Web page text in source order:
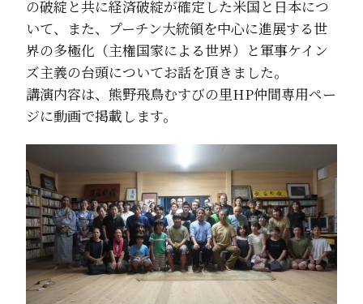
の破綻と共に経済破綻が確定した米国と日本につ
いて、また、プーチン大統領を中心に進展する世
界の多極化（主権国家による世界）と軍事ケイン
ズ主義の台頭についてお話を頂きました。
講演内容は、熊野飛鳥むすびの里HP仲間専用ペー
ジに動画で掲載します。